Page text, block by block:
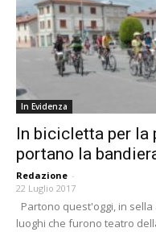
In Evidenza
In bicicletta per la
portano la
Redazione -
22 Luglio 2017
Partono quest'oggi, in
luoghi che furono teatro